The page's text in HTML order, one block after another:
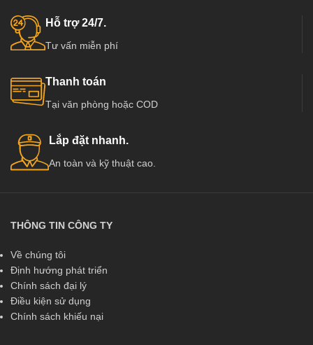
Hỗ trợ 24/7.
Tư vấn miễn phí
Thanh toán
Tại văn phòng hoặc COD
Lắp đặt nhanh.
An toàn và kỹ thuật cao.
THÔNG TIN CÔNG TY
Về chúng tôi
Định hướng phát triển
Chính sách đại lý
Điều kiện sử dụng
Chính sách khiếu nại